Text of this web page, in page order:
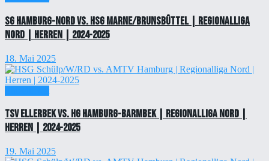
SG Hamburg-Nord vs. HSG Marne/Brunsbüttel | Regionalliga
Nord | Herren | 2024-2025
18. Mai 2025
TSV Ellerbek vs. HG Hamburg-Barmbek | Regionalliga Nord |
Herren | 2024-2025
19. Mai 2025